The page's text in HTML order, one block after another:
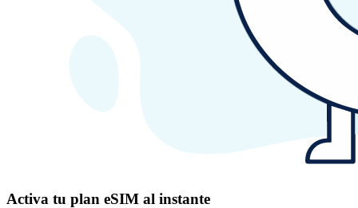
Activa tu plan eSIM al instante